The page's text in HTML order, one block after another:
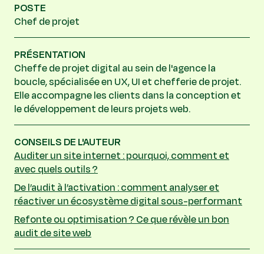
POSTE
Chef de projet
PRÉSENTATION
Cheffe de projet digital au sein de l'agence la
boucle, spécialisée en UX, UI et chefferie de projet.
Elle accompagne les clients dans la conception et
le développement de leurs projets web.
CONSEILS DE L'AUTEUR
Auditer un site internet : pourquoi, comment et
avec quels outils ?
De l’audit à l’activation : comment analyser et
réactiver un écosystème digital sous-performant
Refonte ou optimisation ? Ce que révèle un bon
audit de site web